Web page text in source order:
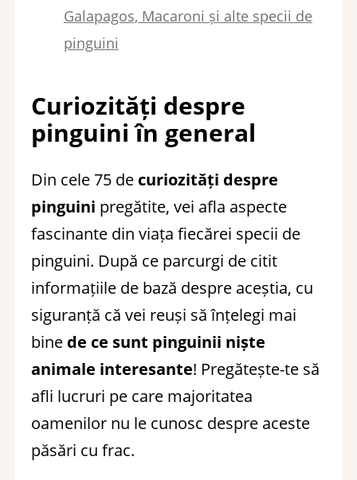
Galapagos, Macaroni și alte specii de
pinguini
Curiozități despre
pinguini în general
Din cele 75 de curiozități despre
pinguini pregătite, vei afla aspecte
fascinante din viața fiecărei specii de
pinguini. După ce parcurgi de citit
informațiile de bază despre aceștia, cu
siguranță că vei reuși să înțelegi mai
bine de ce sunt pinguinii niște
animale interesante! Pregătește-te să
afli lucruri pe care majoritatea
oamenilor nu le cunosc despre aceste
păsări cu frac.